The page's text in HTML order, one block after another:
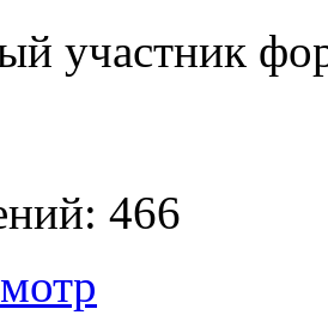
участник
466